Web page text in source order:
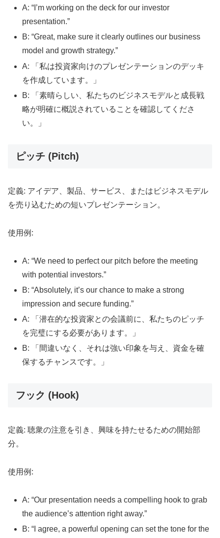
A: “I’m working on the deck for our investor
presentation.”
B: “Great, make sure it clearly outlines our business
model and growth strategy.”
A: 「私は投資家向けのプレゼンテーションのデッキ
を作成しています。」
B: 「素晴らしい、私たちのビジネスモデルと成長戦
略が明確に概説されていることを確認してくださ
い。」
ピッチ (Pitch)
定義: アイデア、製品、サービス、またはビジネスモデル
を売り込むための短いプレゼンテーション。
使用例:
A: “We need to perfect our pitch before the meeting
with potential investors.”
B: “Absolutely, it’s our chance to make a strong
impression and secure funding.”
A: 「潜在的な投資家との会議前に、私たちのピッチ
を完璧にする必要があります。」
B: 「間違いなく、それは強い印象を与え、資金を確
保するチャンスです。」
フック (Hook)
定義: 聴衆の注意を引き、興味を持たせるための開始部
分。
使用例:
A: “Our presentation needs a compelling hook to grab
the audience’s attention right away.”
B: “I agree, a powerful opening can set the tone for the